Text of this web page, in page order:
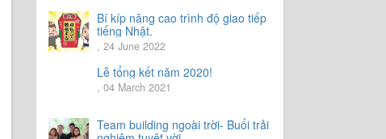
Bí kíp nâng cao trình độ giao tiếp
tiếng Nhật.
, 24 June 2022
Lễ tổng kết năm 2020!
, 04 March 2021
Team building ngoài trời- Buổi trải